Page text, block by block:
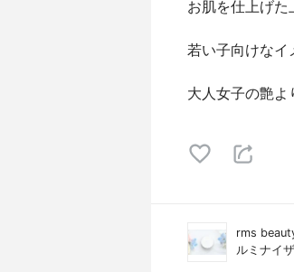
お肌を仕上げた
若い子向けなイ
大人女子の艶よ
rms
ルミナイ